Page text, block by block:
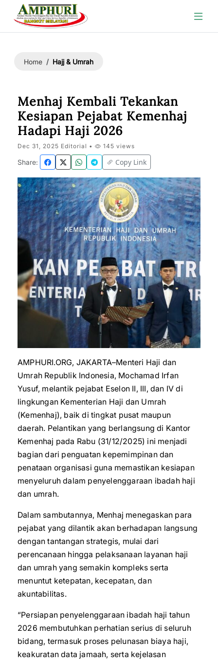
Home Hajj & Umrah
Menhaj Kembali Tekankan
Kesiapan Pejabat Kemenhaj
Hadapi Haji 2026
Dec 31, 2025 Editorial • 145 views
Share: Copy Link
AMPHURI.ORG, JAKARTA–Menteri Haji dan
Umrah Republik Indonesia, Mochamad Irfan
Yusuf, melantik pejabat Eselon II, III, dan IV di
lingkungan Kementerian Haji dan Umrah
(Kemenhaj), baik di tingkat pusat maupun
daerah. Pelantikan yang berlangsung di Kantor
Kemenhaj pada Rabu (31/12/2025) ini menjadi
bagian dari penguatan kepemimpinan dan
penataan organisasi guna memastikan kesiapan
menyeluruh dalam penyelenggaraan ibadah haji
dan umrah.
Dalam sambutannya, Menhaj menegaskan para
pejabat yang dilantik akan berhadapan langsung
dengan tantangan strategis, mulai dari
perencanaan hingga pelaksanaan layanan haji
dan umrah yang semakin kompleks serta
menuntut ketepatan, kecepatan, dan
akuntabilitas.
“Persiapan penyelenggaraan ibadah haji tahun
2026 membutuhkan perhatian serius di seluruh
bidang, termasuk proses pelunasan biaya haji,
keakuratan data jamaah, serta kejelasan